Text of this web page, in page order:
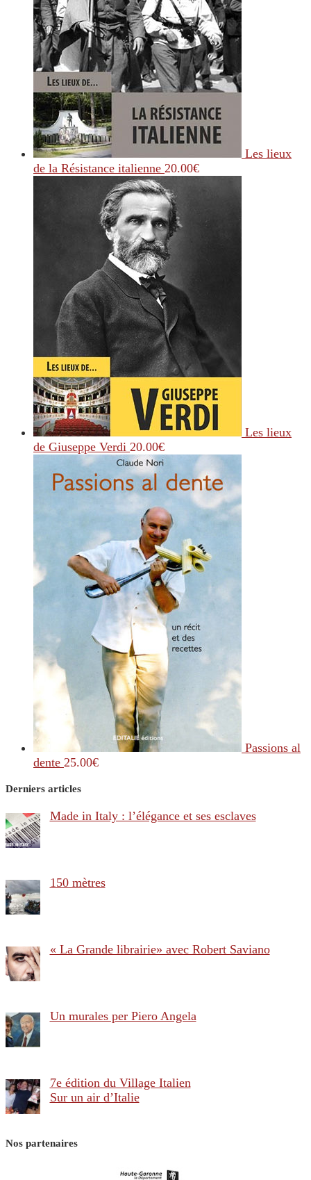
Les lieux
de la Résistance italienne 20.00€
Les lieux
de Giuseppe Verdi 20.00€
Passions al
dente 25.00€
Derniers articles
Made in Italy : l’élégance et ses esclaves
150 mètres
« La Grande librairie» avec Robert Saviano
Un murales per Piero Angela
7e édition du Village Italien
Sur un air d’Italie
Nos partenaires